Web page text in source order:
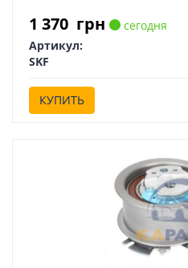
1 370 грн
сегодня
Артикул:
SKF
КУПИТЬ